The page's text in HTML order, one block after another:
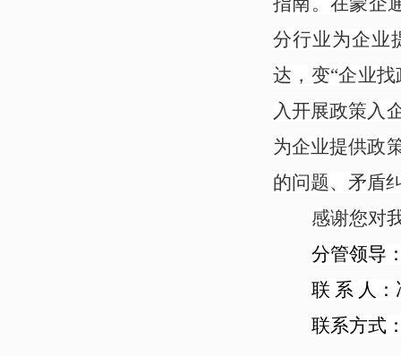
分行业为企业
达，变“企业
入开展政策入
为企业提供政
的问题、矛盾
感谢您对
分管领导
联 系 人：
联系方式